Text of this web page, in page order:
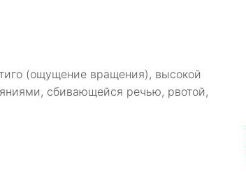
(ощущение вращения), высокой
сбивающейся речью, рвотой,